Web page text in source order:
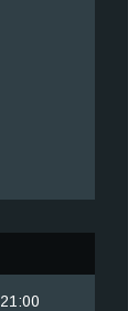
21:00